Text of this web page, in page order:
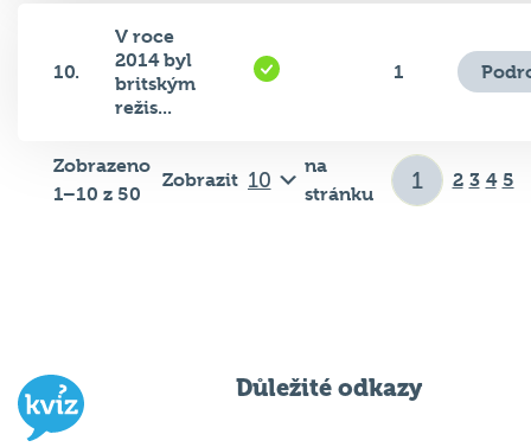
10.
V roce
2014 byl
britským
režis...
1
Zobrazeno
1–10 z 50
Zobrazit
na
stránku
2 3 4 5
Důležité odkazy